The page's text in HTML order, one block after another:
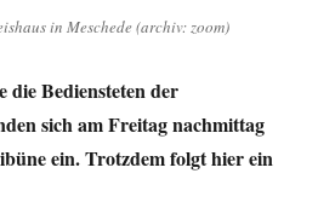
in Meschede (archiv: zoom)
Bediensteten der
sich am Freitag nachmittag
ein. Trotzdem folgt hier ein